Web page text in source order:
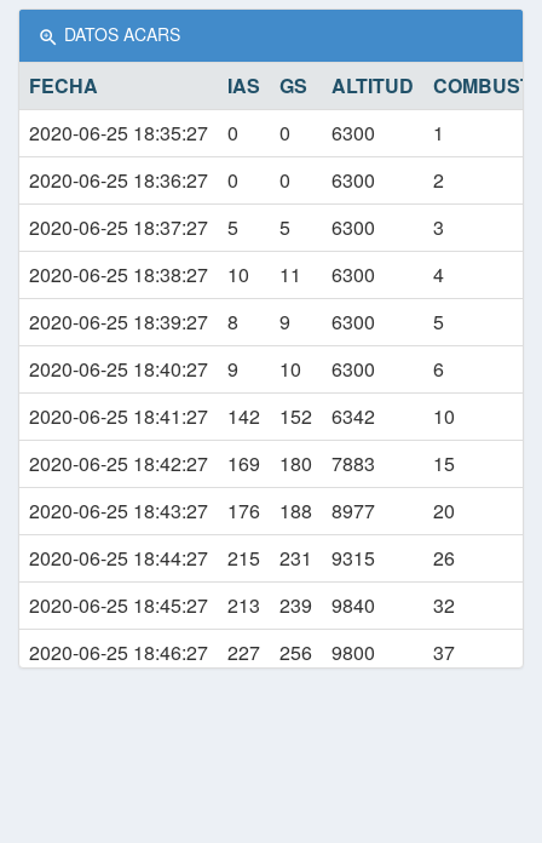
2020-06-25 19:02:13
DESCEND
229
2020-06-25 19:02:53
CRUISE
229
2020-06-25 19:12:13
DESCEND
207
2020-06-25 19:18:48
FLAPS SET TO POSITION 1
146
2020-06-25 19:19:23
CRUISE
145
2020-06-25 19:21:03
DESCEND
152
2020-06-25 19:21:10
FLAPS SET TO POSITION 2
145
2020-06-25 19:21:26
GEAR DOWN
133
2020-06-25 19:21:46
LANDING
109
2020-06-25 19:22:04
TAXI TO THE GATE 19
DATOS ACARS
FECHA IAS GS ALTITUD
2020-06-25 18:35:27
0 0 6300
1
2020-06-25 18:36:27
0 0 6300
2
2020-06-25 18:37:27
5 5 6300
3
2020-06-25 18:38:27
10 11 6300
4
2020-06-25 18:39:27
8 9 6300
5
2020-06-25 18:40:27
9 10 6300
6
2020-06-25 18:41:27
142 152 6342
10
2020-06-25 18:42:27
169 180 7883
15
2020-06-25 18:43:27
176 188 8977
20
2020-06-25 18:44:27
215 231 9315
26
2020-06-25 18:45:27
213 239 9840
32
2020-06-25 18:46:27
227 256 9800
37